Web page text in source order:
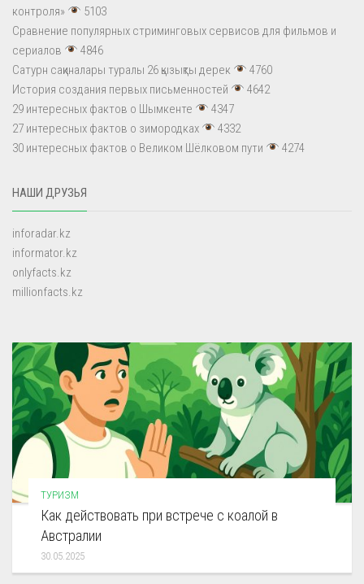
контроля»
5103
Сравнение популярных стриминговых сервисов для фильмов и
сериалов
4846
Сатурн сақиналары туралы 26 қызықты дерек
4760
История создания первых письменностей
4642
29 интересных фактов о Шымкенте
4347
27 интересных фактов о зимородках
4332
30 интересных фактов о Великом Шёлковом пути
4274
НАШИ ДРУЗЬЯ
inforadar.kz
informator.kz
onlyfacts.kz
millionfacts.kz
ТУРИЗМ
Как действовать при встрече с коалой в
Австралии
30.05.2025